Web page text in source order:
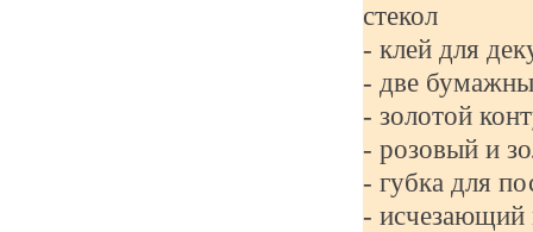
стекол
- клей для
- две
- золотой
- розовый и
- губка для
- исчезающий